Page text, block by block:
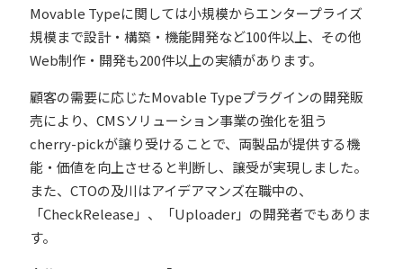
Movable Typeに関しては小規模からエンタープライズ
規模まで設計・構築・機能開発など100件以上、その他
Web制作・開発も200件以上の実績があります。
顧客の需要に応じたMovable Typeプラグインの開発販
売により、CMSソリューション事業の強化を狙う
cherry-pickが譲り受けることで、両製品が提供する機
能・価値を向上させると判断し、譲受が実現しました。
また、CTOの及川はアイデアマンズ在職中の、
「CheckRelease」、「Uploader」の開発者でもありま
す。